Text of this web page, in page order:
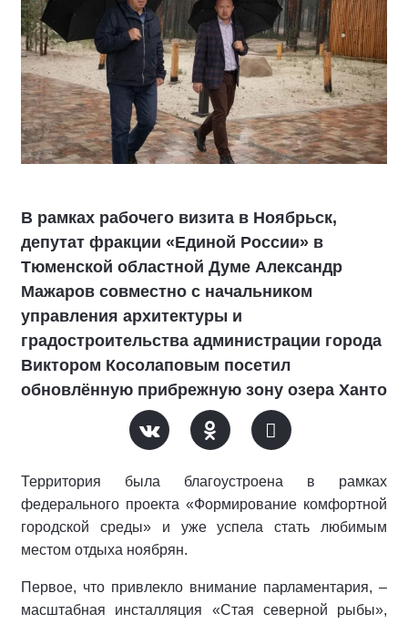
В рамках рабочего визита в Ноябрьск,
депутат фракции «Единой России» в
Тюменской областной Думе Александр
Мажаров совместно с начальником
управления архитектуры и
градостроительства администрации города
Виктором Косолаповым посетил
обновлённую прибрежную зону озера Ханто
Территория была благоустроена в рамках
федерального проекта «Формирование комфортной
городской среды» и уже успела стать любимым
местом отдыха ноябрян.
Первое, что привлекло внимание парламентария, –
масштабная инсталляция «Стая северной рыбы»,